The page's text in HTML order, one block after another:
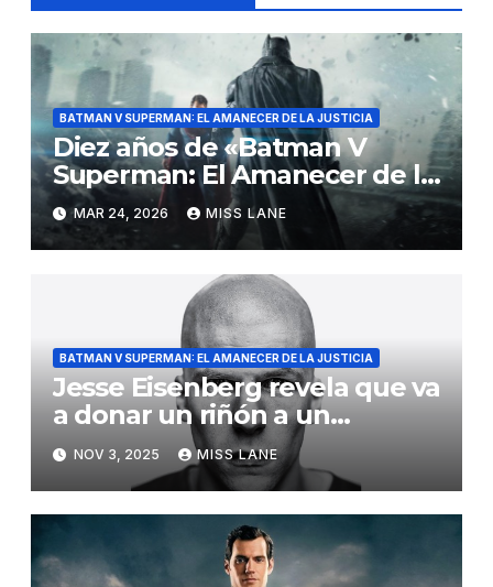
BATMAN V SUPERMAN: EL AMANECER DE LA JUSTICIA
Diez años de «Batman V
Superman: El Amanecer de la
Justicia»
MAR 24, 2026 MISS LANE
BATMAN V SUPERMAN: EL AMANECER DE LA JUSTICIA
Jesse Eisenberg revela que va
a donar un riñón a un
desconocido
NOV 3, 2025 MISS LANE